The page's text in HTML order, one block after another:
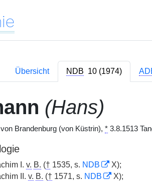
Übersicht NDB 10 (1974)
(Hans)
Brandenburg (von Küstrin), *3.8.1513
I. v. B. († 1535, s. NDB
X);
II. v. B. († 1571, s. NDB
X);